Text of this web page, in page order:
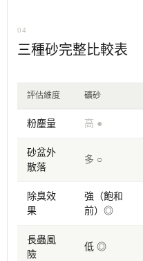
04
三種砂完整比較表
評估維度 礦砂
粉塵量 高 ●
砂盆外
散落
多 ○
除臭效
果
強（飽和
前）◎
長蟲風
險
低 ◎